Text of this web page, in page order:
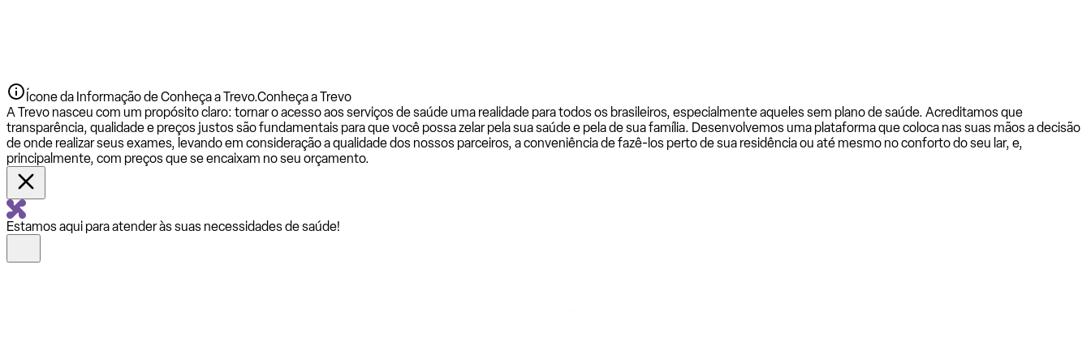
Ícone da Informação de Conheça a Trevo.Conheça a Trevo
A Trevo nasceu com um propósito claro: tornar o acesso aos serviços de saúde uma realidade para todos os brasileiros, especialmente aqueles sem plano de saúde. Acreditamos que
transparência, qualidade e preços justos são fundamentais para que você possa zelar pela sua saúde e pela de sua família. Desenvolvemos uma plataforma que coloca nas suas mãos a decisão
de onde realizar seus exames, levando em consideração a qualidade dos nossos parceiros, a conveniência de fazê-los perto de sua residência ou até mesmo no conforto do seu lar, e,
principalmente, com preços que se encaixam no seu orçamento.
Estamos aqui para atender às suas necessidades de saúde!